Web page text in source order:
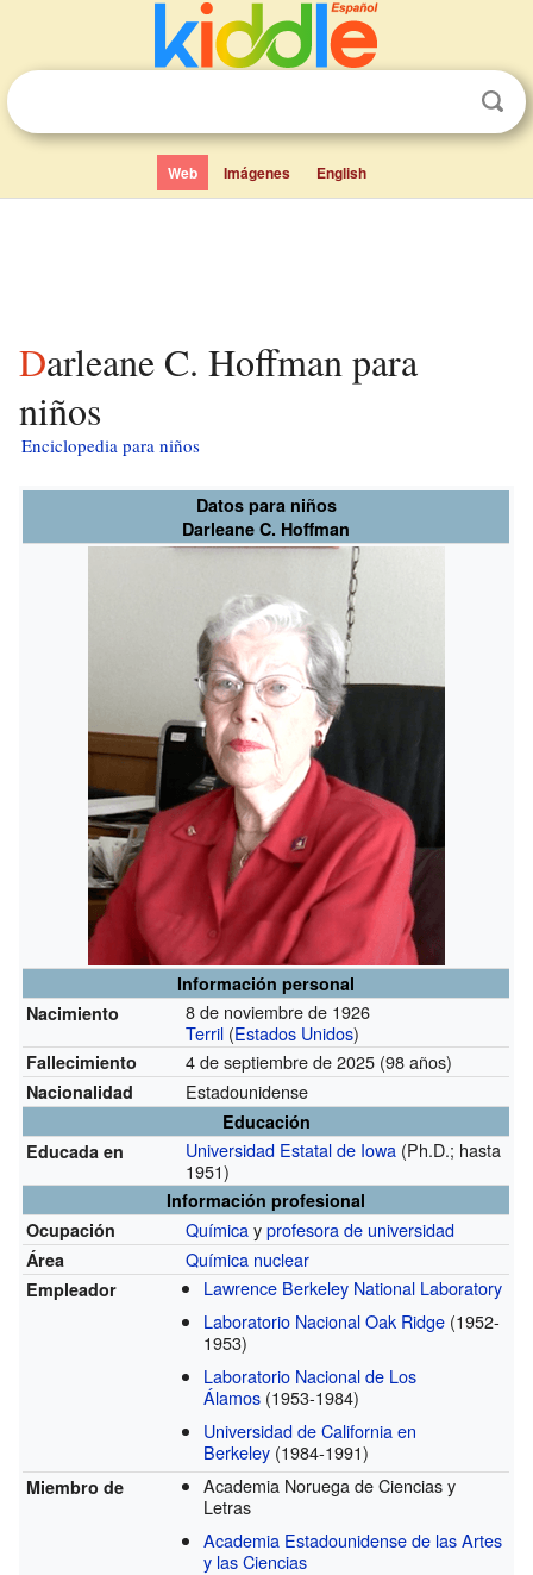
Web Imágenes English
Darleane C. Hoffman para
niños
Enciclopedia para niños
Datos para niños
Darleane C. Hoffman
Información personal
Nacimiento
8 de noviembre de 1926
Terril (Estados Unidos)
Fallecimiento 4 de septiembre de 2025 (98 años)
Nacionalidad Estadounidense
Educación
Educada en
Universidad Estatal de Iowa (Ph.D.; hasta
1951)
Información profesional
Ocupación
Químicayprofesora de universidad
Área Química nuclear
Empleador
Lawrence Berkeley National Laboratory
Laboratorio Nacional Oak Ridge (1952-
1953)
Laboratorio Nacional de Los
Álamos (1953-1984)
Universidad de California en
Berkeley (1984-1991)
Miembro de
Academia Noruega de Ciencias y
Letras
Academia Estadounidense de las Artes
y las Ciencias